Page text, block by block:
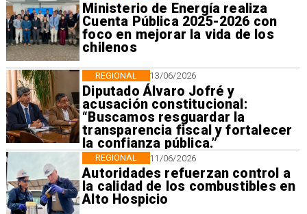
Ministerio de Energía realiza
Cuenta Pública 2025-2026 con
foco en mejorar la vida de los
chilenos
13/06/2026
Diputado Álvaro Jofré y
acusación constitucional:
“Buscamos resguardar la
transparencia fiscal y fortalecer
la confianza pública.”
REGIONAL
11/06/2026
Autoridades refuerzan control a
la calidad de los combustibles en
Alto Hospicio
REGIONAL